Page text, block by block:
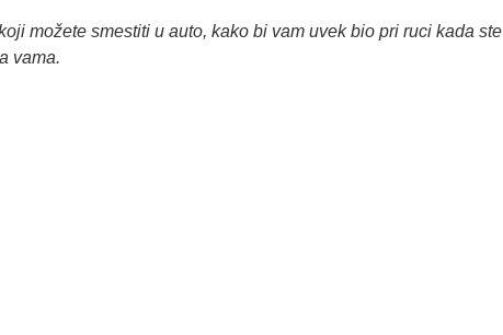
možete smestiti u auto, kako bi vam uvek bio pri ruci kada ste
vama.